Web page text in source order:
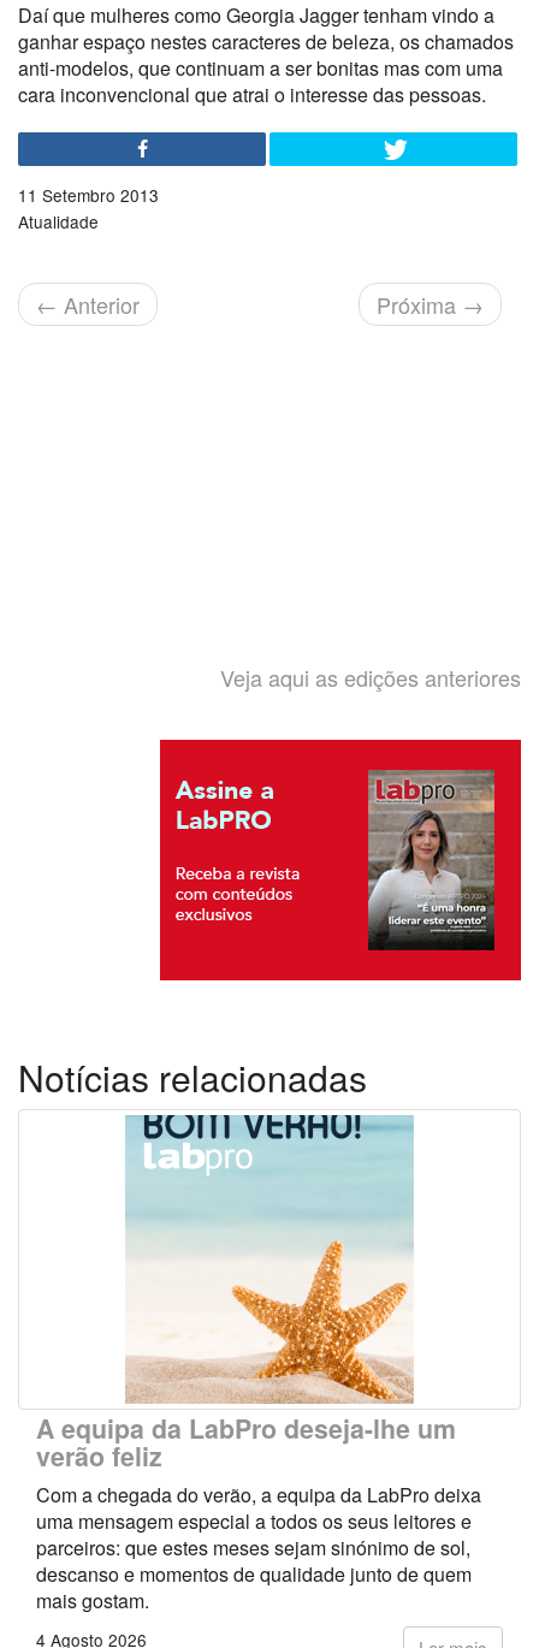
Daí que mulheres como Georgia Jagger tenham vindo a
ganhar espaço nestes caracteres de beleza, os chamados
anti-modelos, que continuam a ser bonitas mas com uma
cara inconvencional que atrai o interesse das pessoas.
11 Setembro 2013
Atualidade
← Anterior Próxima →
Veja aqui as edições anteriores
Notícias relacionadas
A equipa da LabPro deseja-lhe um
verão feliz
Com a chegada do verão, a equipa da LabPro deixa
uma mensagem especial a todos os seus leitores e
parceiros: que estes meses sejam sinónimo de sol,
descanso e momentos de qualidade junto de quem
mais gostam.
4 Agosto 2026